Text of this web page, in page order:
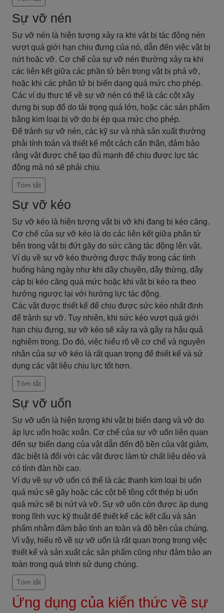
Sự vỡ nén
Sự vỡ nén là hiện tượng xảy ra khi vật bị tác động nén
vượt quá giới hạn chịu đựng của nó, dẫn đến việc vật bị
nứt hoặc vỡ. Cơ chế của sự vỡ nén thường xảy ra khi
các liên kết giữa các phần tử bên trong vật bị phá vỡ,
hoặc khi các phần tử bị biến dạng quá mức cho phép.
Các ví dụ thực tế về sự vỡ nén có thể là các cột xây
dựng bị sụp đổ do tải trọng quá lớn, hoặc các sản phẩm
bằng kim loại bị vỡ do bị ép qua mức cho phép.
Để tránh sự vỡ nén, các kỹ sư và nhà sản xuất thường
phải tính toán và thiết kế một cách cẩn thận, đảm bảo
rằng vật được chế tạo đủ mạnh để chịu được lực tác
động mà nó sẽ phải chịu.
Tóm tắt
Sự vỡ kéo
Sự vỡ kéo là hiện tượng vật bị vỡ khi đang bị kéo căng.
Cơ chế của sự vỡ kéo là do các liên kết giữa phân tử
bên trong vật bị đứt gãy do sức căng tác động lên vật.
Ví dụ về sự vỡ kéo thường được thấy trong các tình
huống hàng ngày như khi dây chuyền, dây thừng, dây
cáp bị kéo căng quá mức hoặc khi vật bị kéo ra theo
hướng ngược lại với hướng lực tác động.
Các vật được thiết kế để chịu được sức kéo nhất định
để tránh sự vỡ. Tuy nhiên, khi sức kéo vượt quá giới
hạn chịu đựng, sự vỡ kéo sẽ xảy ra và gây ra hậu quả
nghiêm trọng. Do đó, việc hiểu rõ về cơ chế và nguyên
nhân của sự vỡ kéo là rất quan trọng để thiết kế và sử
dụng các vật liệu chịu lực tốt hơn.
Tóm tắt
Sự vỡ uốn
Sự vỡ uốn là hiện tượng khi vật bị biến dạng và vỡ do
áp lực uốn hoặc xoắn. Cơ chế của sự vỡ uốn liên quan
đến sự biến dạng của vật dẫn đến độ bền của vật giảm,
đặc biệt là đối với các vật được làm từ chất liệu dẻo và
có tính đàn hồi cao.
Ví dụ về sự vỡ uốn có thể là các thanh kim loại bị uốn
quá mức sẽ gãy hoặc các cột bê tông cốt thép bị uốn
quá mức sẽ bị nứt và vỡ. Sự vỡ uốn còn được áp dụng
trong lĩnh vực kỹ thuật để thiết kế các kết cấu và sản
phẩm nhằm đảm bảo tính an toàn và độ bền của chúng.
Vì vậy, hiểu rõ về sự vỡ uốn là rất quan trọng trong việc
thiết kế và sản xuất các sản phẩm cũng như đảm bảo an
toàn trong quá trình sử dụng chúng.
Tóm tắt
Ứng dụng của kiến thức về sự